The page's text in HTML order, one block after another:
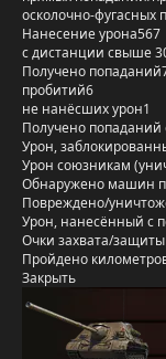
осколочно-фугасных
Нанесение урона567
с дистанции свыше
Получено попаданий
пробитий6
не нанёсших урон1
Получено попаданий
Урон,
Урон союзникам
Обнаружено машин
Повреждено/
Урон, нанесённый с
Очки захвата/
Пройдено
Закрыть